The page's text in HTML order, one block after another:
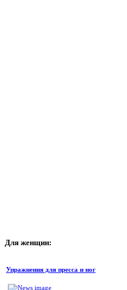
Для женщин:
Упражнения для пресса и ног